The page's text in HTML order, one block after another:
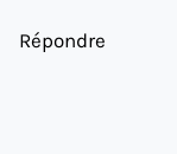
Répondre